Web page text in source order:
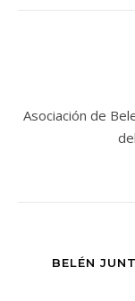
Asociación de
BELÉN